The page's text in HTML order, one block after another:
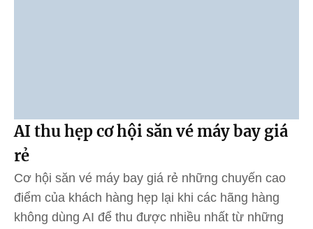
AI thu hẹp cơ hội săn vé máy bay giá
rẻ
Cơ hội săn vé máy bay giá rẻ những chuyến cao
điểm của khách hàng hẹp lại khi các hãng hàng
không dùng AI để thu được nhiều nhất từ những